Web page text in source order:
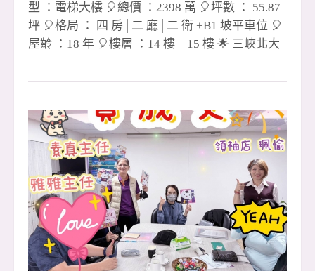
型 ：電梯大樓 🎈總價 ：2398 萬 🎈坪數 ： 55.87
坪 🎈格局 ： 四 房│二 廳│二 衛 +B1 坡平車位 🎈
屋齡 ：18 年 🎈樓層 ：14 樓｜15 樓 🌟 三峽北大
✨ 寬敞舒適空間 &times; 完整生活圈 &times; 通勤
桃子腳路，環境清幽，綠意盎然 🌿 過馬路就是
【萬坪公園】，散步就能享受自然與放鬆時光 步
行可達超商、市場、學校與診所，生活機能一應
俱全！ 🏠 空間亮點 ✅ 格局方正、空間實用，大
四房設計好運用 ✅ 雙面採光，日照充足、通風
佳，讓家更明亮溫暖 ☀️ ✅ 寬敞客廳與獨立廚房設
計，動靜分區、生活更自在 ✅ 獨立陽台好使用，
洗曬動線輕鬆不擁擠 🚗 交通便利 近北二高與捷
運三鶯線站， 開車、通勤往返雙北皆方便